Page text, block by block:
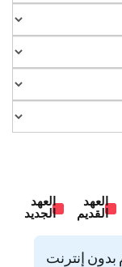
العهد
القديم
العهد
الجديد
إنترنت